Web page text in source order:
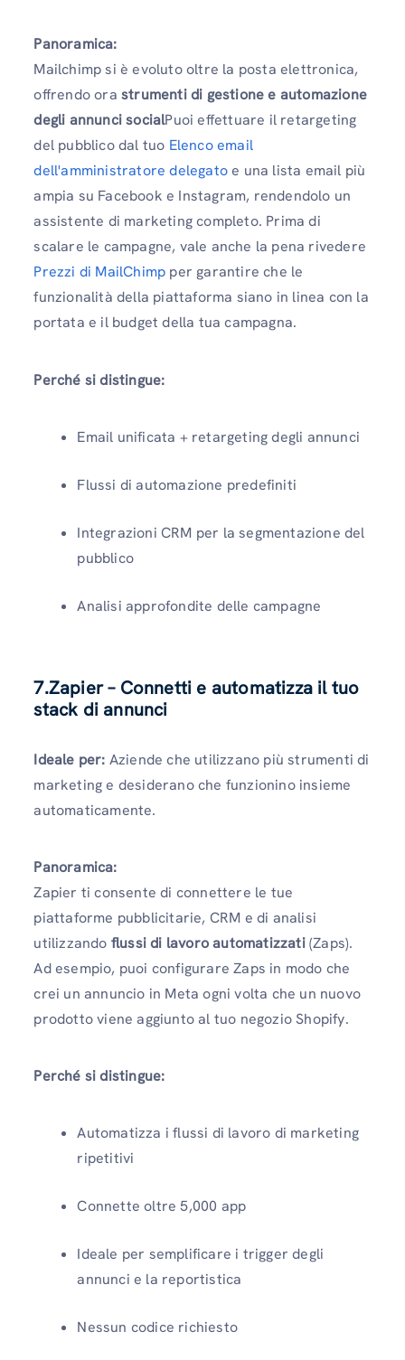
Panoramica:
Mailchimp si è evoluto oltre la posta elettronica,
offrendo ora strumenti di gestione e automazione
degli annunci socialPuoi effettuare il retargeting
del pubblico dal tuo Elenco email
dell'amministratore delegatoe una lista email più
ampia su Facebook e Instagram, rendendolo un
assistente di marketing completo. Prima di
scalare le campagne, vale anche la pena rivedere
Prezzi di MailChimp per garantire che le
funzionalità della piattaforma siano in linea con la
portata e il budget della tua campagna.
Perché si distingue:
Email unificata + retargeting degli annunci
Flussi di automazione predefiniti
Integrazioni CRM per la segmentazione del
pubblico
Analisi approfondite delle campagne
7.Zapier – Connetti e automatizza il tuo
stack di annunci
Ideale per: Aziende che utilizzano più strumenti di
marketing e desiderano che funzionino insieme
automaticamente.
Panoramica:
Zapier ti consente di connettere le tue
piattaforme pubblicitarie, CRM e di analisi
utilizzando flussi di lavoro automatizzati(Zaps).
Ad esempio, puoi configurare Zaps in modo che
crei un annuncio in Meta ogni volta che un nuovo
prodotto viene aggiunto al tuo negozio Shopify.
Perché si distingue:
Automatizza i flussi di lavoro di marketing
ripetitivi
Connette oltre 5,000 app
Ideale per semplificare i trigger degli
annunci e la reportistica
Nessun codice richiesto